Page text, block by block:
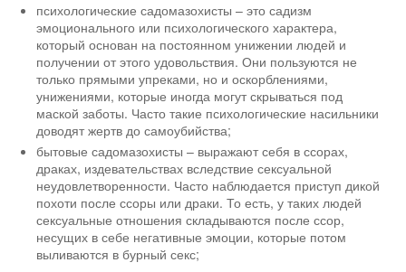
психологические садомазохисты – это садизм
эмоционального или психологического характера,
который основан на постоянном унижении людей и
получении от этого удовольствия. Они пользуются не
только прямыми упреками, но и оскорблениями,
унижениями, которые иногда могут скрываться под
маской заботы. Часто такие психологические насильники
доводят жертв до самоубийства;
бытовые садомазохисты – выражают себя в ссорах,
драках, издевательствах вследствие сексуальной
неудовлетворенности. Часто наблюдается приступ дикой
похоти после ссоры или драки. То есть, у таких людей
сексуальные отношения складываются после ссор,
несущих в себе негативные эмоции, которые потом
выливаются в бурный секс;